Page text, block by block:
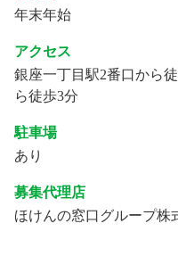
年末年始
アクセス
銀座一丁目駅2番口から
ら徒歩3分
駐車場
あり
募集代理店
ほけんの窓口グループ株